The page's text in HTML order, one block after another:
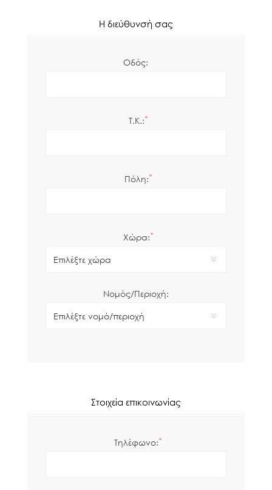
Η διεύθυνσή σας
Οδός:
Τ.Κ.:*
Πόλη:*
Χώρα:*
Νομός/Περιοχή:
Στοιχεία επικοινωνίας
Τηλέφωνο:*